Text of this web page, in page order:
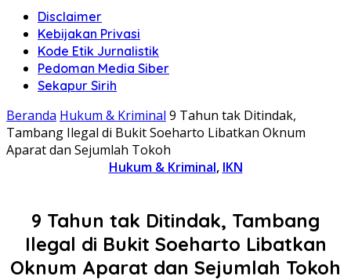
Disclaimer
Kebijakan Privasi
Kode Etik Jurnalistik
Pedoman Media Siber
Sekapur Sirih
Beranda Hukum & Kriminal 9 Tahun tak Ditindak,
Tambang Ilegal di Bukit Soeharto Libatkan Oknum
Aparat dan Sejumlah Tokoh
Hukum & Kriminal, IKN
9 Tahun tak Ditindak, Tambang
Ilegal di Bukit Soeharto Libatkan
Oknum Aparat dan Sejumlah Tokoh